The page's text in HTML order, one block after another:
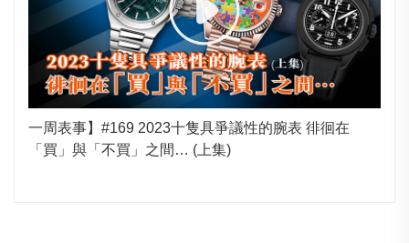
一周表事】#169 2023十隻具爭議性的腕表 徘徊在
「買」與「不買」之間… (上集)